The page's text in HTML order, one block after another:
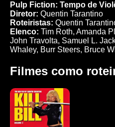
Pulp Fiction: Tempo de
Diretor: Quentin Tarantino
Roteiristas: Quentin
Elenco: Tim Roth, Amanda
John Travolta, Samuel L.
Whaley, Burr Steers, Bruce
Filmes como